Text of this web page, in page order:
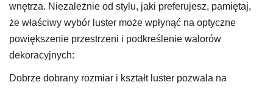
wnętrza. Niezależnie od stylu, jaki preferujesz, pamiętaj,
że właściwy wybór luster może wpłynąć na optyczne
powiększenie przestrzeni i podkreślenie walorów
dekoracyjnych:
Dobrze dobrany rozmiar i kształt luster pozwala na